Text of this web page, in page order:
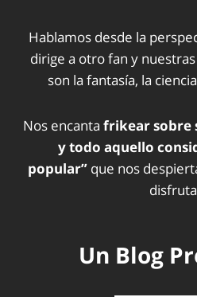
Hablamos desde la
dirige a otro fan y
son la fantasía, la
Nos encanta frikear sobre
y todo aquello
popular” que nos
Un Blog